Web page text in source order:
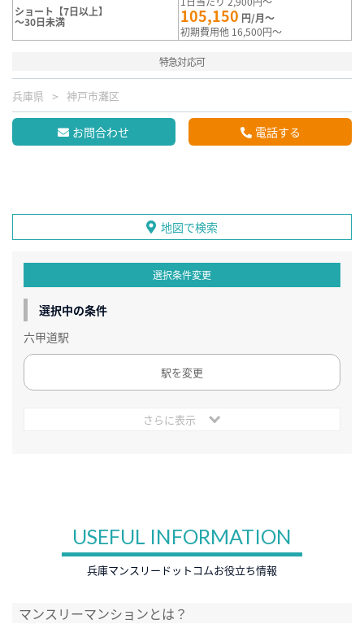
ショート【7日以上】
～30日未満 105,150 円/月～
初期費用他 16,500円～
特急対応可
兵庫県 神戸市灘区
お問合わせ 電話する
地図で検索
選択条件変更
選択中の条件
六甲道駅
駅を変更
さらに表示
USEFUL INFORMATION
兵庫マンスリードットコムお役立ち情報
マンスリーマンションとは？